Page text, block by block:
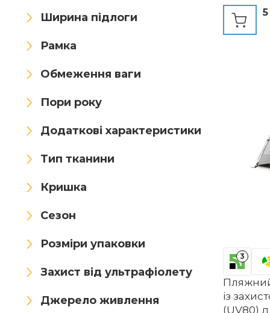
Strandknirpse
Strandwerk SUN NINJA
Swim Essentials
Tarent
Terra Nation
UMARDOO UNICAMPER
Uquip vidaXL VILLEY
WEKAPO WolfWise
Ширина підлоги
Рамка
Обмеження ваги
Пори року
Додаткові характеристики
Тип тканини
Кришка
Сезон
Розміри упаковки
Захист від ультрафіолету
Джерело живлення
3
із
(UV80)